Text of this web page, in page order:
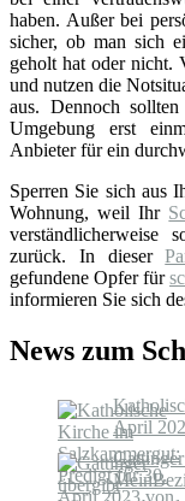
haben. Außer bei
sicher, ob man sich
geholt hat oder nicht.
und nutzen die
aus. Dennoch
Umgebung erst
Anbieter für ein
Sperren Sie sich aus
Wohnung, weil Ihr
zurück. In dieser
gefundene Opfer für
informieren Sie sich
News zum
April